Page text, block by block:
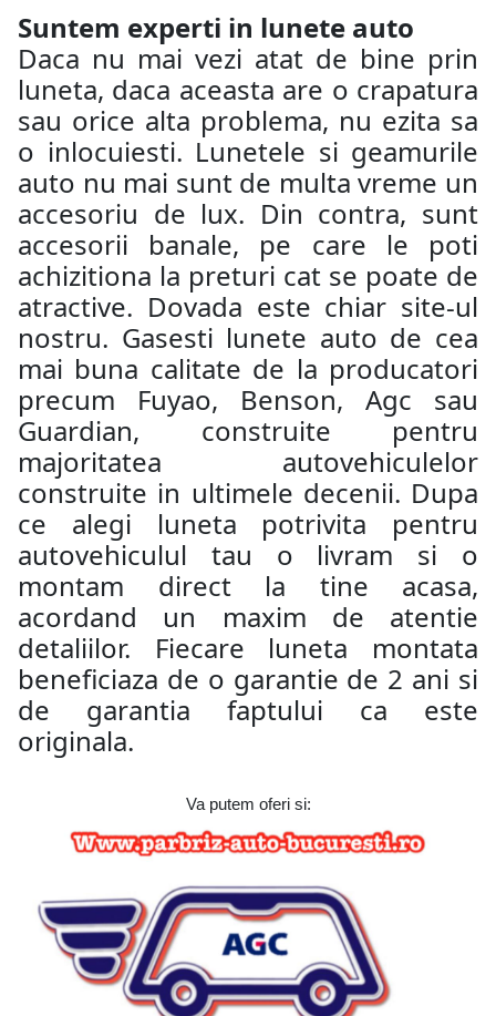
Suntem experti in lunete auto
Daca nu mai vezi atat de bine prin
luneta, daca aceasta are o crapatura
sau orice alta problema, nu ezita sa
o inlocuiesti. Lunetele si geamurile
auto nu mai sunt de multa vreme un
accesoriu de lux. Din contra, sunt
accesorii banale, pe care le poti
achizitiona la preturi cat se poate de
atractive. Dovada este chiar site-ul
nostru. Gasesti lunete auto de cea
mai buna calitate de la producatori
precum Fuyao, Benson, Agc sau
Guardian, construite pentru
majoritatea autovehiculelor
construite in ultimele decenii. Dupa
ce alegi luneta potrivita pentru
autovehiculul tau o livram si o
montam direct la tine acasa,
acordand un maxim de atentie
detaliilor. Fiecare luneta montata
beneficiaza de o garantie de 2 ani si
de garantia faptului ca este
originala.
Va putem oferi si: